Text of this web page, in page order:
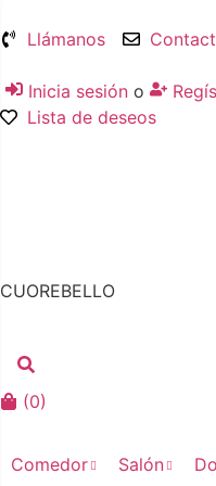
Llámanos
Inicia sesión o
Lista de deseos
CUOREBELLO
(0)
Comedor Salón